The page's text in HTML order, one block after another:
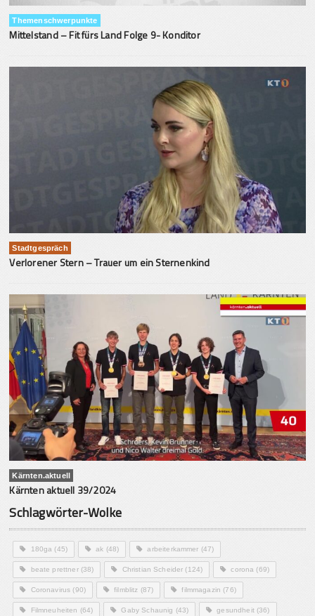
Themenschwerpunkte
Mittelstand – Fit fürs Land Folge 9- Konditor
Stadtgespräch
Verlorener Stern – Trauer um ein Sternenkind
Kärnten.aktuell
Kärnten aktuell 39/2024
Schlagwörter-Wolke
180ga (45) ak (48) arbeiterkammer (47)
beate prettner(38) Christian Scheider (124) corona (69)
Coronavirus (90) filmblitz (87) filmmagazin (76)
Filmneuheiten (64) Gaby Schaunig (43) gesundheit(36)